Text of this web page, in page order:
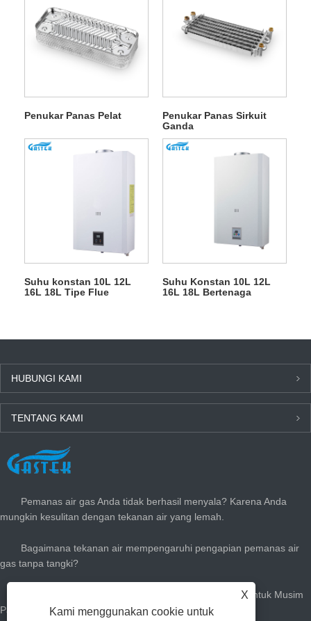
Penukar Panas Pelat
Penukar Panas Sirkuit
Ganda
Suhu konstan 10L 12L
16L 18L Tipe Flue
Suhu Konstan 10L 12L
16L 18L Bertenaga
HUBUNGI KAMI
TENTANG KAMI
BERITA TERBARU
Pemanas air gas Anda tidak berhasil menyala? Karena Anda
mungkin kesulitan dengan tekanan air yang lemah.
Bagaimana tekanan air mempengaruhi pengapian pemanas air
gas tanpa tangki?
Cara Menyesuaikan Pemanas Air Gas Instan Anda Untuk Musim
Panas: Kurangi Tagihan Gas & Tetaplah dengan Dingin
X
Kami menggunakan cookie untuk